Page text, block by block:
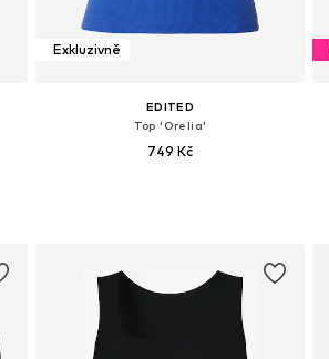
Exkluzivně
EDITED
Top 'Orelia'
749 Kč